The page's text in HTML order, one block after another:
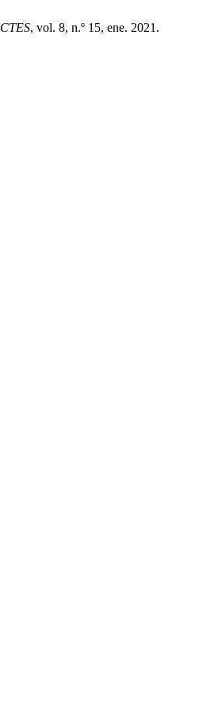
CTES, vol. 8, n.º 15, ene. 2021.